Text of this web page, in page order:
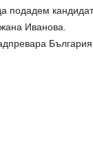
подадем
Иванова.